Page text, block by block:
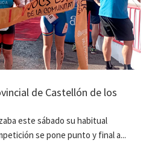
de Castellón de los
este sábado su habitual
se pone punto y final a...